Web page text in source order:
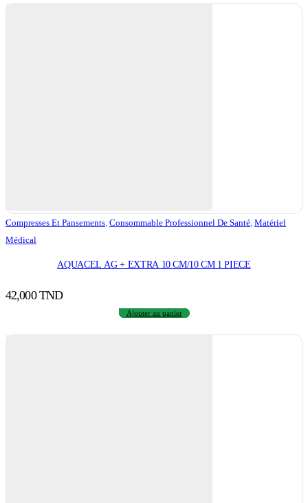
Compresses Et Pansements Consommable Professionnel De Santé Matériel
Médical
AQUACEL AG + EXTRA 10 CM/10 CM 1 PIECE
42,000TND
Ajouter au panier